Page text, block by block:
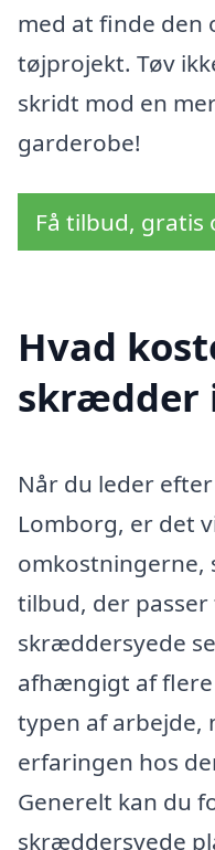
med at finde den
tøjprojekt. Tøv
skridt mod en
garderobe!
Få tilbud,
Hvad
skrædder
Når du leder
Lomborg, er det
omkostningerne,
tilbud, der
skræddersyede
afhængigt af
typen af arbejde,
erfaringen hos
Generelt kan du
skræddersyede